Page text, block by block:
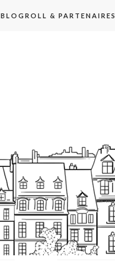
BLOGROLL & PARTENAIRES